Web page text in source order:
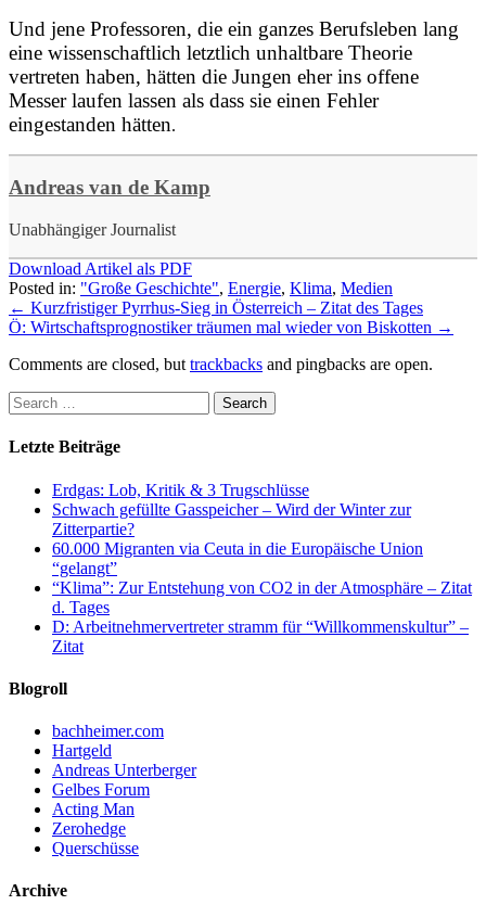
Und jene Professoren, die ein ganzes Berufsleben lang
eine wissenschaftlich letztlich unhaltbare Theorie
vertreten haben, hätten die Jungen eher ins offene
Messer laufen lassen als dass sie einen Fehler
eingestanden hätten.
Andreas van de Kamp
Unabhängiger Journalist
Download Artikel als PDF
Posted in: "Große Geschichte", Energie, Klima, Medien
← Kurzfristiger Pyrrhus-Sieg in Österreich – Zitat des Tages
Ö: Wirtschaftsprognostiker träumen mal wieder von Biskotten →
Comments are closed, but trackbacks and pingbacks are open.
Letzte Beiträge
Erdgas: Lob, Kritik & 3 Trugschlüsse
Schwach gefüllte Gasspeicher – Wird der Winter zur
Zitterpartie?
60.000 Migranten via Ceuta in die Europäische Union
“gelangt”
“Klima”: Zur Entstehung von CO2 in der Atmosphäre – Zitat
d. Tages
D: Arbeitnehmervertreter stramm für “Willkommenskultur” –
Zitat
Blogroll
bachheimer.com
Hartgeld
Andreas Unterberger
Gelbes Forum
Acting Man
Zerohedge
Querschüsse
Archive